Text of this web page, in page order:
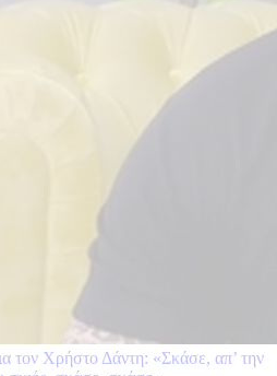
τον Χρήστο Δάντη: «Σκάσε, απ’ την